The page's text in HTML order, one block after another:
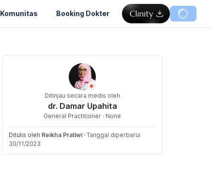
Komunitas Booking Dokter
Ditinjau secara medis oleh
dr. Damar Upahita
General Practitioner · None
Ditulis oleh Reikha Pratiwi · Tanggal diperbarui
30/11/2023